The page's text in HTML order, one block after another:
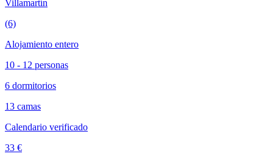
Villamartín
(6)
Alojamiento entero
10 - 12 personas
6 dormitorios
13 camas
Calendario verificado
33 €